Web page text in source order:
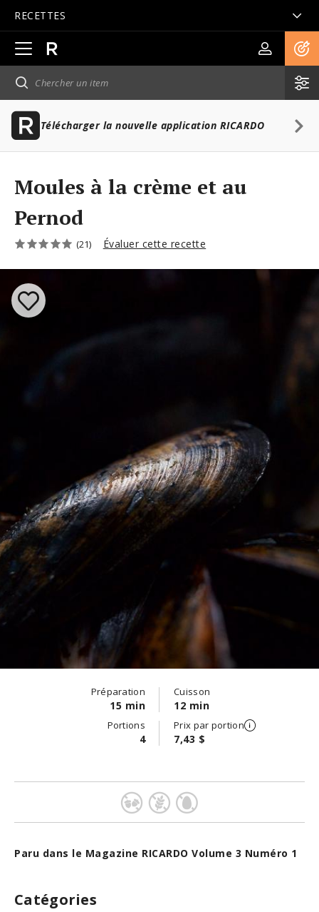
RECETTES
Ouvrir
la
navigation
principale
Télécharger la nouvelle application RICARDO
Moules à la crème et au
Pernod
(21) Évaluer cette recette
Préparation
15 min
Cuisson
12 min
Portions
4
Prix par portion
7,43 $
Paru dans le Magazine RICARDO Volume 3 Numéro 1
Catégories